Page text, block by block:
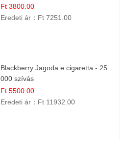
Ft 3800.00
Eredeti ár： Ft 7251.00
Blackberry Jagoda e cigaretta - 25
000 szívás
Ft 5500.00
Eredeti ár： Ft 11932.00